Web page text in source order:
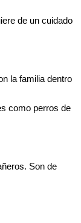
de un cuidado
la familia dentro
como perros de
Son de